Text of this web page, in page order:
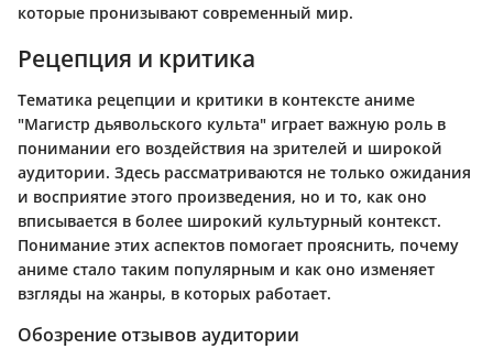
которые пронизывают современный мир.
Рецепция и критика
Тематика рецепции и критики в контексте аниме
"Магистр дьявольского культа" играет важную роль в
понимании его воздействия на зрителей и широкой
аудитории. Здесь рассматриваются не только ожидания
и восприятие этого произведения, но и то, как оно
вписывается в более широкий культурный контекст.
Понимание этих аспектов помогает прояснить, почему
аниме стало таким популярным и как оно изменяет
взгляды на жанры, в которых работает.
Обозрение отзывов аудитории